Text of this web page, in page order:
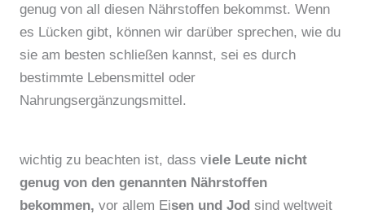
genug von all diesen Nährstoffen bekommst. Wenn
es Lücken gibt, können wir darüber sprechen, wie du
sie am besten schließen kannst, sei es durch
bestimmte Lebensmittel oder
Nahrungsergänzungsmittel.
wichtig zu beachten ist, dass viele Leute nicht
genug von den genannten Nährstoffen
bekommen, vor allem Eisen und Jod sind weltweit